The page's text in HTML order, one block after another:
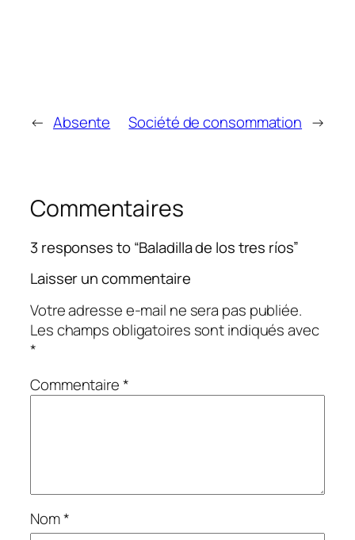
← Absente Société de consommation →
Commentaires
3 responses to “Baladilla de los tres ríos”
Laisser un commentaire
Votre adresse e-mail ne sera pas publiée.
Les champs obligatoires sont indiqués avec
*
Commentaire*
Nom*